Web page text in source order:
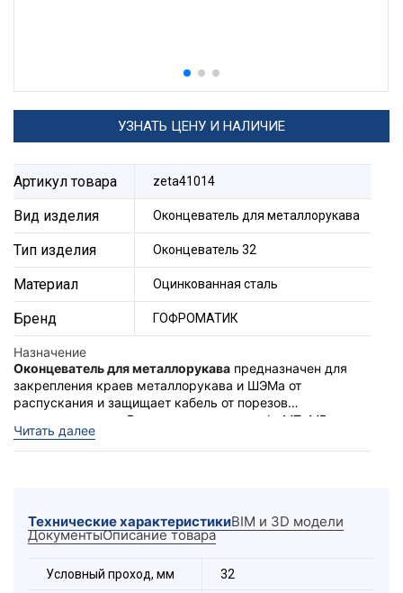
УЗНАТЬ ЦЕНУ И НАЛИЧИЕ
Артикул товара zeta41014
Вид изделия Оконцеватель для металлорукава
Тип изделия Оконцеватель 32
Материал Оцинкованная сталь
Бренд ГОФРОМАТИК
Назначение
Оконцеватель для металлорукава предназначен для
закрепления краев металлорукава и ШЭМа от
распускания и защищает кабель от порезов
металлорукавом. Входит в комплект муфт МТ, МВ,
может применяться отдельно.
Также, оконцеватель, может иметь название
Читать далее
Технические характеристикиBIM и 3D модели
ДокументыОписание товара
Условный проход, мм 32